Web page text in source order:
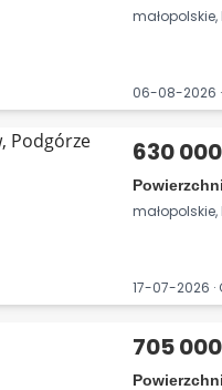
06-08-2026
630 000
małopolskie,
17-07-2026
705 000